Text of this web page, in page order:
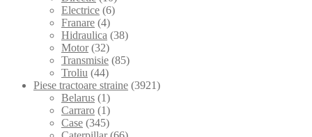
Electrice (6)
Franare (4)
Hidraulica (38)
Motor (32)
Transmisie (85)
Troliu (44)
Piese tractoare straine (3921)
Belarus (1)
Carraro (1)
Case (345)